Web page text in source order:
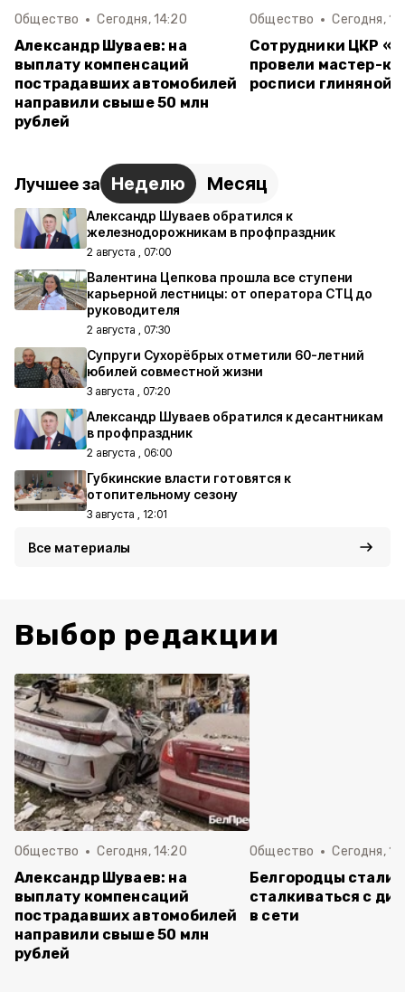
Общество Сегодня, 14:20
Александр Шуваев: на
выплату компенсаций
пострадавших автомобилей
направили свыше 50 млн
рублей
Общество Сегодня,
Сотрудники ЦКР
провели мастер-
росписи глиняной
Лучшее за Неделю Месяц
Александр Шуваев обратился к
железнодорожникам в профпраздник
2 августа , 07:00
Валентина Цепкова прошла все ступени
карьерной лестницы: от оператора СТЦ до
руководителя
2 августа , 07:30
Супруги Сухорёбрых отметили 60-летний
юбилей совместной жизни
3 августа , 07:20
Александр Шуваев обратился к десантникам
в профпраздник
2 августа , 06:00
Губкинские власти готовятся к
отопительному сезону
3 августа , 12:01
Все материалы
Выбор редакции
Общество Сегодня, 14:20
Александр Шуваев: на
выплату компенсаций
пострадавших автомобилей
направили свыше 50 млн
рублей
Общество Сегодня,
Белгородцы стали
сталкиваться с
в сети